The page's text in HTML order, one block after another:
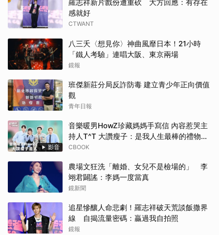
羅志祥新片戲份遭重砍 大方回應：有存在
感就好
CTWANT
八三夭〈想見你〉神曲風靡日本！21小時
「鐵人考驗」連唱大阪、東京兩場
鏡報
班傑新莊分局反詐防毒 建立青少年正向價值
觀
青年日報
影音
音樂暖男HowZ珍藏媽媽手寫信 內容惹哭主
持人T^T 大讚瘦子：是我人生最棒的禮物！
｜#HowZ｜#人物專訪【#OMO調查局】
CBOOK
農場文狂洗「離婚、女兒不是檢場的」 李
翊君闢謠：李媽一度當真
鏡新聞
追星慘釀人命悲劇！羅志祥破天荒談飯撒界
線 自揭流量密碼：贏過我自拍照
鏡報